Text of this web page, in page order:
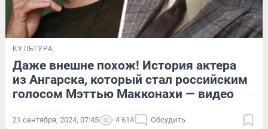
КУЛЬТУРА
Даже внешне похож! История актера
из Ангарска, который стал российским
голосом Мэттью Макконахи — видео
21 сентября, 2024, 07:45 4 614 Обсудить